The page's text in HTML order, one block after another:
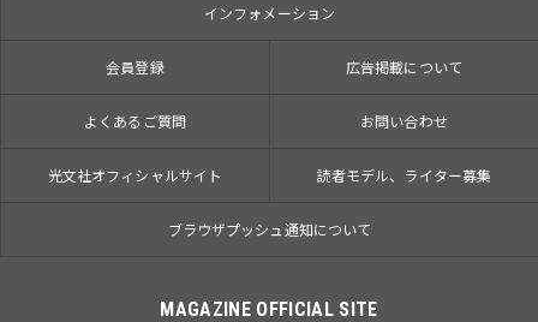
インフォメーション
会員登録 広告掲載について
よくあるご質問 お問い合わせ
光文社オフィシャルサイト 読者モデル、ライター募集
ブラウザプッシュ通知について
MAGAZINE OFFICIAL SITE